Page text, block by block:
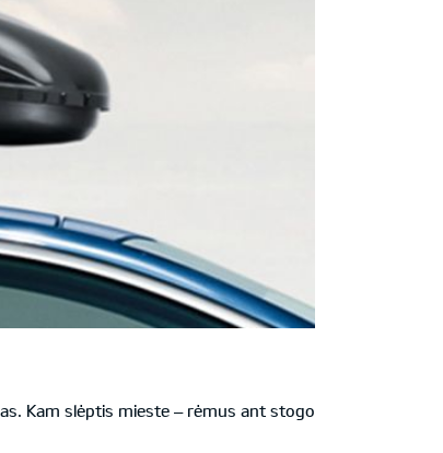
Kam slėptis mieste – rėmus ant stogo